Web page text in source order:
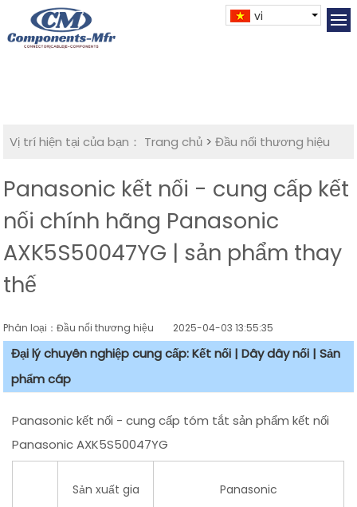
vi
Vị trí hiện tại của bạn： Trang chủ >Đầu nối thương hiệu
Panasonic kết nối - cung cấp kết
nối chính hãng Panasonic
AXK5S50047YG | sản phẩm thay
thế
Phân loại：Đầu nối thương hiệu 2025-04-03 13:55:35
Đại lý chuyên nghiệp cung cấp: Kết nối | Dây dây nối | Sản
phẩm cáp
Panasonic kết nối - cung cấp tóm tắt sản phẩm kết nối
Panasonic AXK5S50047YG
Sản xuất gia Panasonic